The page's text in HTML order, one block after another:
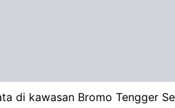
di kawasan Bromo Tengger